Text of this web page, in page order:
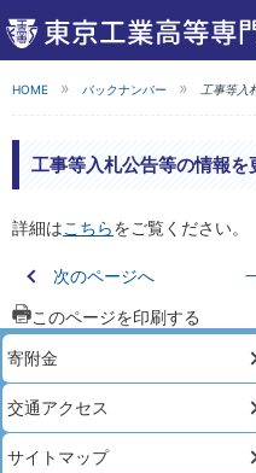
HOME バックナンバー 工事等入
工事等入札公告等の情報を
詳細はこちらをご覧ください。
次のページへ
このページを印刷する
寄附金
交通アクセス
サイトマップ